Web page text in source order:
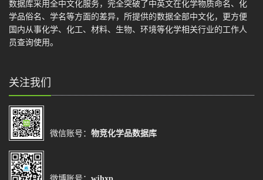
数据库采用全中文化服务，完全突破了中英文在化学物质命名、化
学品俗名、学名等方面的差异，所提供的数据全部中文化，更方便
国内从事化学、化工、材料、生物、环境等化学相关行业的工作人
员查询使用。
关注我们
微信账号： 物竞化学品数据库